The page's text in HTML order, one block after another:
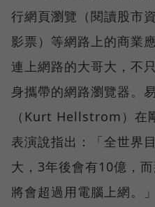
行網頁瀏覽（閱讀股市
影票）等網路上的商業
連上網路的大哥大，不
身攜帶的網路瀏覽器。
（Kurt Hellstrom）在
表演說指出：「全世界
大，3年後會有10億，
將會超過用電腦上網。